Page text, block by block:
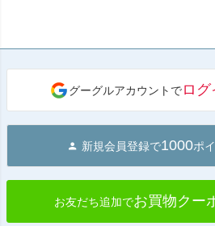
グーグルアカウントでロ
新規会員登録で1000ポ
お友だち追加でお買物クー